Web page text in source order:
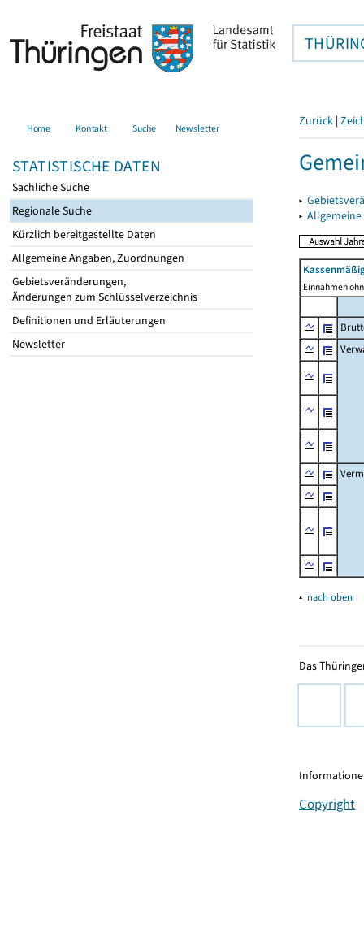
Home Kontakt Suche Newsletter
STATISTISCHE DATEN
Sachliche Suche
Regionale Suche
Kürzlich bereitgestellte Daten
Allgemeine Angaben, Zuordnungen
Gebietsveränderungen,
Änderungen zum Schlüsselverzeichnis
Definitionen und Erläuterungen
Newsletter
Zurück |
▸
▸
Einnahmen
▴ nach oben
Das
Copyright